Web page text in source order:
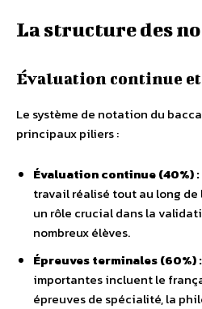
La structure des
Évaluation continue
Le système de notation du
principaux piliers :
Évaluation continue (40%) :
travail réalisé tout au long de
un rôle crucial dans la
nombreux élèves.
Épreuves terminales (60%) :
importantes incluent le
épreuves de spécialité, la